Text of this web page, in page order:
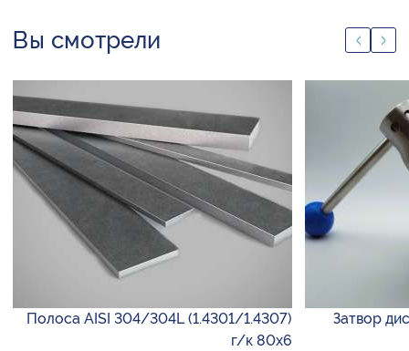
Вы смотрели
Полоса AISI 304/304L (1.4301/1.4307)
г/к 80х6
Затвор